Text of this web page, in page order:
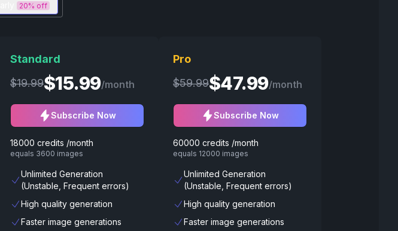
20% off
Standard
$19.99$15.99/month
Subscribe Now
18000 credits /month
equals 3600 images
Unlimited Generation
(Unstable, Frequent errors)
High quality generation
Faster image generations
Pro
$59.99$47.99/month
Subscribe Now
60000 credits /month
equals 12000 images
Unlimited Generation
(Unstable, Frequent errors)
High quality generation
Faster image generations